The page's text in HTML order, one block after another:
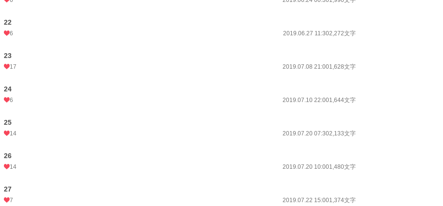
22
6 2019.06.27 11:302,272文字
23
17 2019.07.08 21:001,628文字
24
6 2019.07.10 22:001,644文字
25
14 2019.07.20 07:302,133文字
26
14 2019.07.20 10:001,480文字
27
7 2019.07.22 15:001,374文字